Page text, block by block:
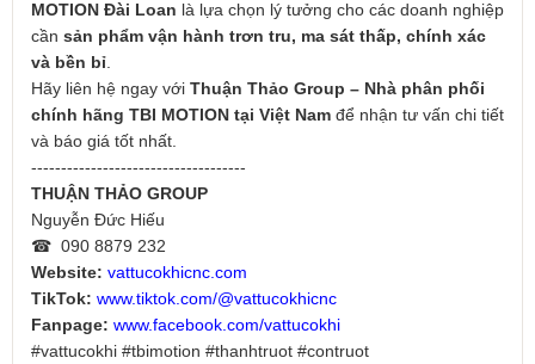
MOTION Đài Loan là lựa chọn lý tưởng cho các doanh nghiệp
cần sản phẩm vận hành trơn tru, ma sát thấp, chính xác
và bền bỉ
Hãy liên hệ ngay với Thuận Thảo Group – Nhà phân phối
chính hãng TBI MOTION tại Việt Nam để nhận tư vấn chi tiết
và báo giá tốt nhất.
------------------------------------
THUẬN THẢO GROUP
Nguyễn Đức Hiếu
☎ 090 8879 232
Website: vattucokhicnc.com
TikTok: www.tiktok.com/@vattucokhicnc
Fanpage: www.facebook.com/vattucokhi
#vattucokhi #tbimotion #thanhtruot #contruot